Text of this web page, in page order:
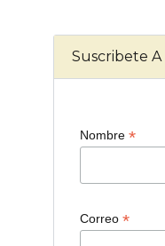
Suscribete
Nombre *
Correo *